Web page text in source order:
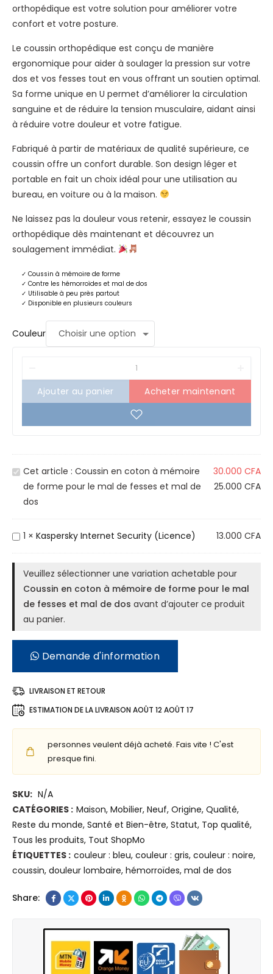
orthopédique est votre solution pour améliorer votre
confort et votre posture.
Le coussin orthopédique est conçu de manière
ergonomique pour aider à soulager la pression sur votre
dos et vos fesses tout en vous offrant un soutien optimal.
Sa forme unique en U permet d’améliorer la circulation
sanguine et de réduire la tension musculaire, aidant ainsi
à réduire votre douleur et votre fatigue.
Fabriqué à partir de matériaux de qualité supérieure, ce
coussin offre un confort durable. Son design léger et
portable en fait un choix idéal pour une utilisation au
bureau, en voiture ou à la maison.
Ne laissez pas la douleur vous retenir, essayez le coussin
orthopédique dès maintenant et découvrez un
soulagement immédiat.
✓ Coussin à mémoire de forme
✓ Contre les hémorroïdes et mal de dos
✓ Utilisable à peu près partout
✓ Disponible en plusieurs couleurs
Couleur
Ajouter au panier Acheter maintenant
C
s
s
n
t
n
à
é
m
r
e
d
e
f
o
r
e
Cet article : Coussin en coton à mémoire
de forme pour le mal de fesses et mal de
dos
30.000 CFA
25.000 CFA
K
a
s
k
I
n
t
e
S
e
c
u
r
i
y
1 × Kaspersky Internet Security (Licence) 13.000 CFA
Veuillez sélectionner une variation achetable pour
Coussin en coton à mémoire de forme pour le mal
de fesses et mal de dos avant d’ajouter ce produit
au panier.
Demande d'information
LIVRAISON ET RETOUR
ESTIMATION DE LA LIVRAISON AOÛT 12 AOÛT 17
personnes veulent déjà acheté. Fais vite ! C'est
presque fini.
SKU: N/A
CATÉGORIES : Maison, Mobilier, Neuf, Origine, Qualité,
Reste du monde, Santé et Bien-être, Statut, Top qualité,
Tous les produits, Tout ShopMo
ÉTIQUETTES : couleur : bleu, couleur : gris, couleur : noire,
coussin, douleur lombaire, hémorroïdes, mal de dos
Share: